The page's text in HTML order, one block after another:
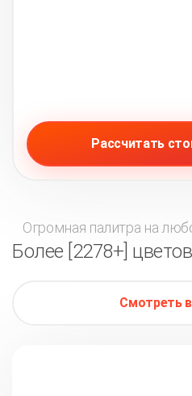
Рассчитать
Огромная палитра на
Более [2278+]
Смотреть